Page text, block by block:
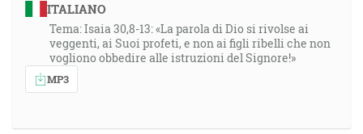
ITALIANO
Tema: Isaia 30,8-13: «La parola di Dio si rivolse ai
veggenti, ai Suoi profeti, e non ai figli ribelli che non
vogliono obbedire alle istruzioni del Signore!»
MP3